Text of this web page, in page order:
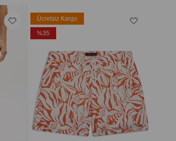
Ücretsiz Kargo
%35